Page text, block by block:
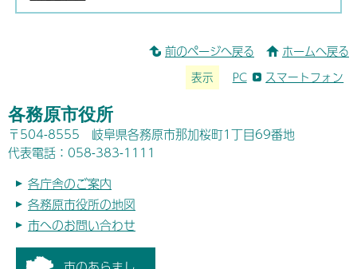
前のページへ戻る ホームへ戻る
表示 PC スマートフォン
各務原市役所
〒504-8555 岐阜県各務原市那加桜町1丁目69番地
代表電話：058-383-1111
各庁舎のご案内
各務原市役所の地図
市へのお問い合わせ